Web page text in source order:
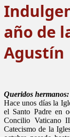
año de
Agustín
Queridos hermanos:
Hace unos días la
el Santo Padre en
Concilio Vaticano
Catecismo de la